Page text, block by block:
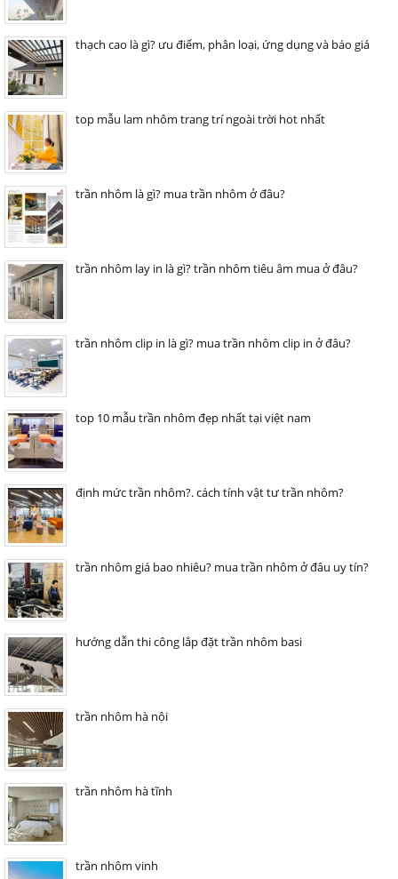
thạch cao là gì? ưu điểm, phân loại, ứng dụng và báo giá
top mẫu lam nhôm trang trí ngoài trời hot nhất
trần nhôm là gì? mua trần nhôm ở đâu?
trần nhôm lay in là gì? trần nhôm tiêu âm mua ở đâu?
trần nhôm clip in là gì? mua trần nhôm clip in ở đâu?
top 10 mẫu trần nhôm đẹp nhất tại việt nam
định mức trần nhôm?. cách tính vật tư trần nhôm?
trần nhôm giá bao nhiêu? mua trần nhôm ở đâu uy tín?
hướng dẫn thi công lắp đặt trần nhôm basi
trần nhôm hà nội
trần nhôm hà tĩnh
trần nhôm vinh